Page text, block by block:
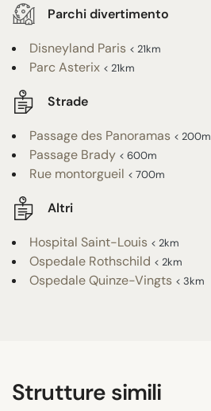
Parchi divertimento
Disneyland Paris < 21km
Parc Asterix < 21km
Strade
Passage des Panoramas < 200m
Passage Brady < 600m
Rue montorgueil < 700m
Altri
Hospital Saint-Louis < 2km
Ospedale Rothschild < 2km
Ospedale Quinze-Vingts < 3km
Strutture simili